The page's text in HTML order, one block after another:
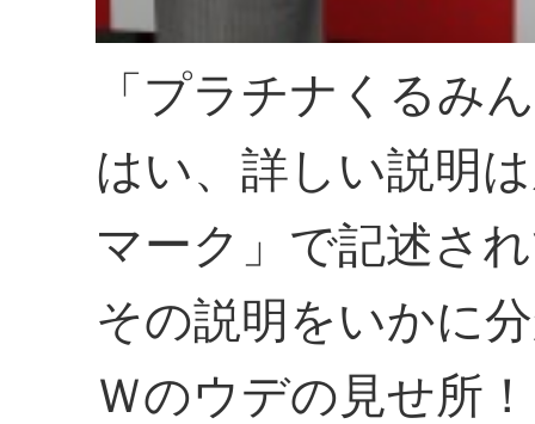
「プラチナくるみ
はい、詳しい説明
マーク」で記述さ
その説明をいかに
Ｗのウデの見せ所！